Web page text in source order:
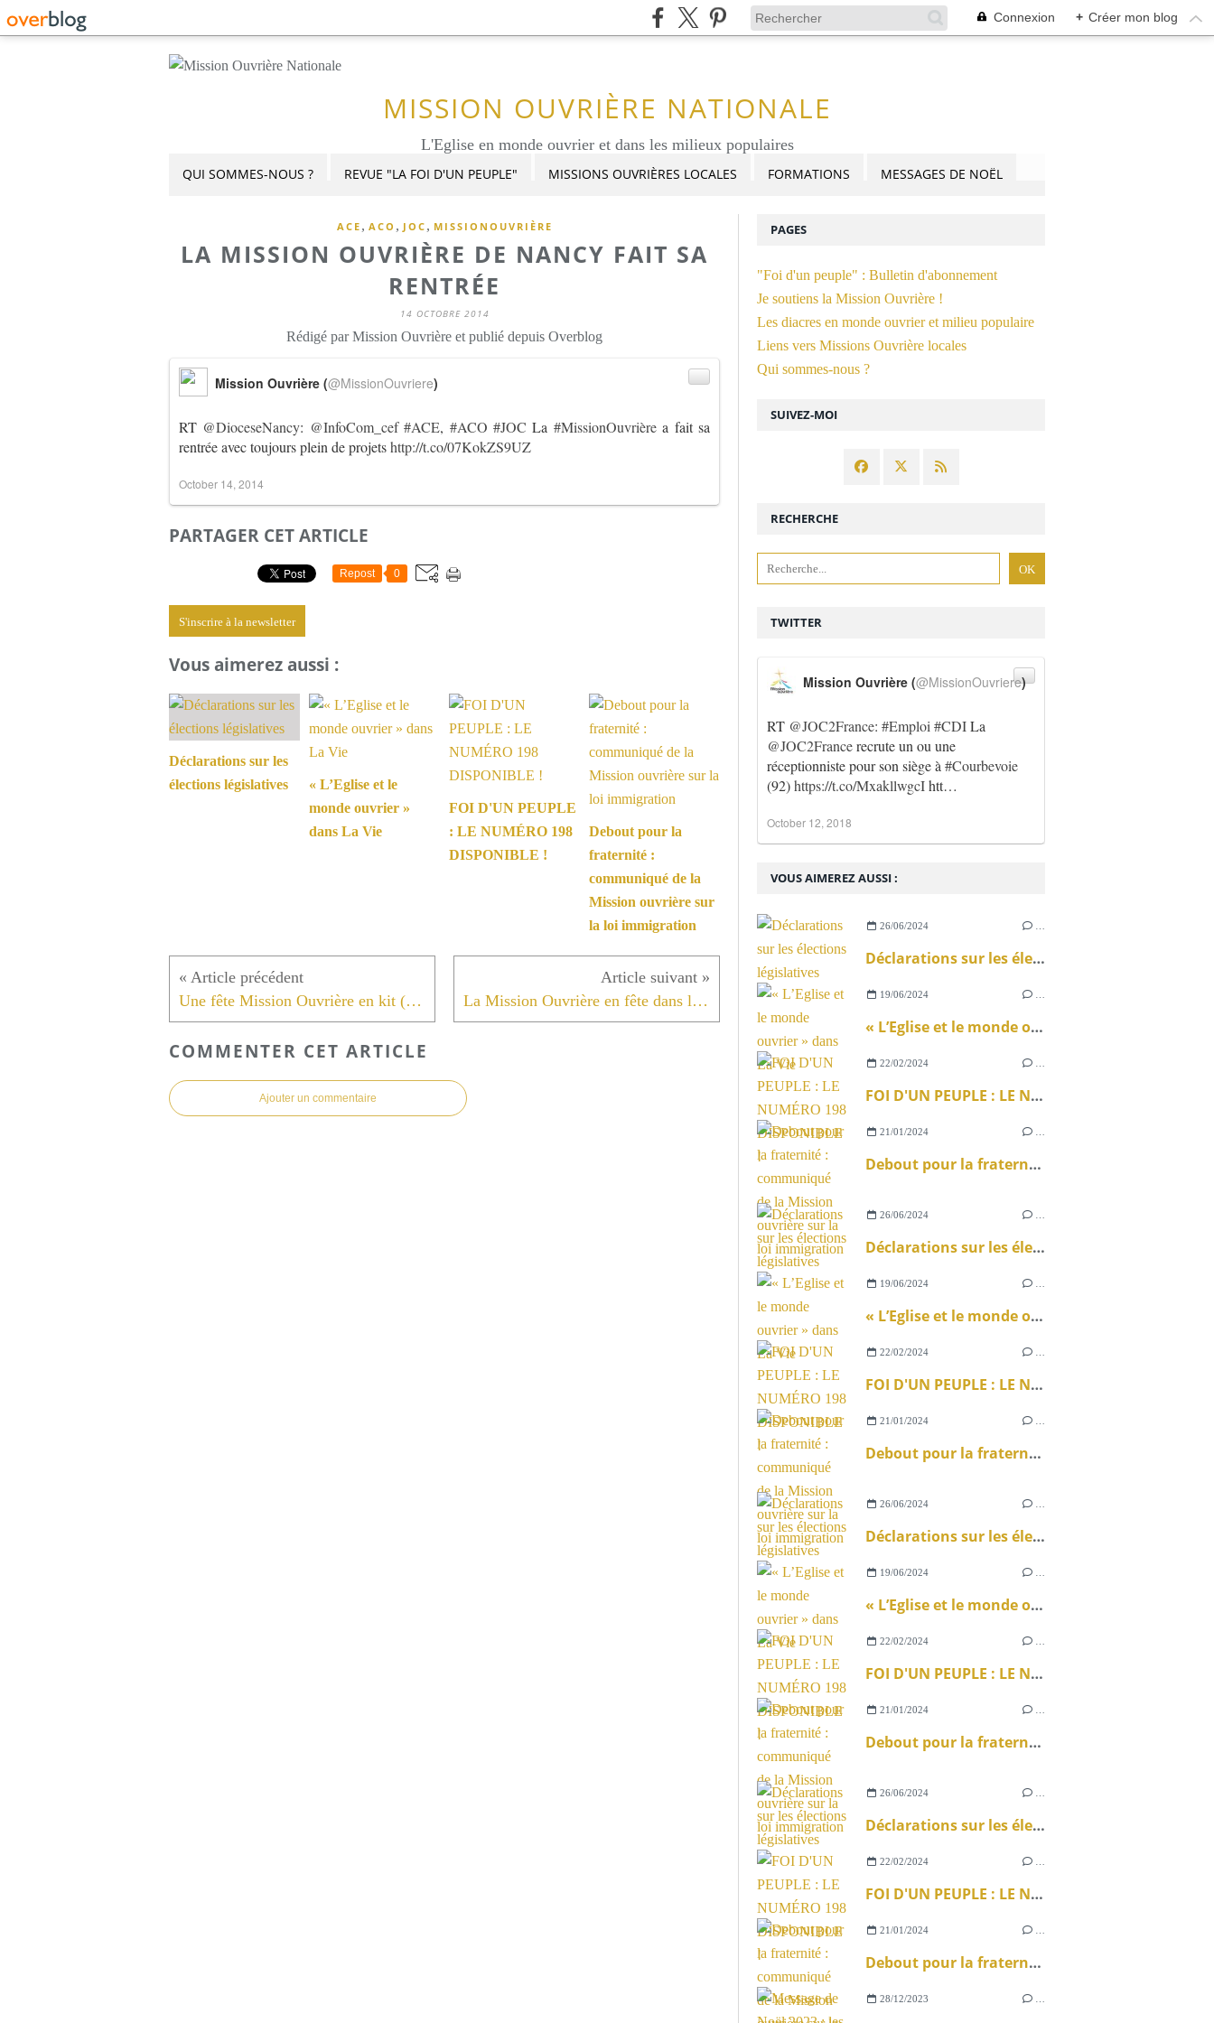
Connexion + Créer mon blog
MISSION OUVRIÈRE NATIONALE
L'Eglise en monde ouvrier et dans les milieux populaires
QUI SOMMES-NOUS ? REVUE "LA FOI D'UN PEUPLE" MISSIONS OUVRIÈRES LOCALES FORMATIONS MESSAGES DE NOËL
ACE , ACO , JOC , MISSIONOUVRIÈRE
LA MISSION OUVRIÈRE DE NANCY FAIT SA
RENTRÉE
14 OCTOBRE 2014
Rédigé par Mission Ouvrière et publié depuis Overblog
RT @DioceseNancy: @InfoCom_cef #ACE, #ACO #JOC La #MissionOuvrièrea fait sa
rentrée avec toujours plein de projetshttp://t.co/07KokZS9UZ
Mission Ouvrière (@MissionOuvriere)
October 14, 2014
PARTAGER CET ARTICLE
Repost 0
S'inscrire à la newsletter
Vous aimerez aussi :
Déclarations sur les
élections législatives
« L’Eglise et le
monde ouvrier »
dans La Vie
FOI D'UN PEUPLE
: LE NUMÉRO 198
DISPONIBLE !
Debout pour la
fraternité :
communiqué de la
Mission ouvrière sur
la loi immigration
Une fête Mission Ouvrière en kit (Bordeaux) La Mission Ouvrière en fête dans le Lot
COMMENTER CET ARTICLE
Ajouter un commentaire
SUIVEZ-MOI
RECHERCHE
VOUS AIMEREZ AUSSI :
26/06/2024
Déclarations sur les élections législatives
19/06/2024
« L’Eglise et le monde ouvrier » dans La Vie
22/02/2024
FOI D'UN PEUPLE : LE NUMÉRO 198 DISPONIBLE !
21/01/2024
Debout pour la fraternité : communiqué de la Mission ouvrière sur la loi immigration
26/06/2024
Déclarations sur les élections législatives
19/06/2024
« L’Eglise et le monde ouvrier » dans La Vie
22/02/2024
FOI D'UN PEUPLE : LE NUMÉRO 198 DISPONIBLE !
21/01/2024
Debout pour la fraternité : communiqué de la Mission ouvrière sur la loi immigration
26/06/2024
Déclarations sur les élections législatives
19/06/2024
« L’Eglise et le monde ouvrier » dans La Vie
22/02/2024
FOI D'UN PEUPLE : LE NUMÉRO 198 DISPONIBLE !
21/01/2024
Debout pour la fraternité : communiqué de la Mission ouvrière sur la loi immigration
26/06/2024
Déclarations sur les élections législatives
22/02/2024
FOI D'UN PEUPLE : LE NUMÉRO 198 DISPONIBLE !
21/01/2024
Debout pour la fraternité : communiqué de la Mission ouvrière sur la loi immigration
28/12/2023
TWITTER
RT @JOC2France: #Emploi #CDILa
@JOC2Francerecrute un ou une
réceptionniste pour son siège à #Courbevoie
(92)https://t.co/MxakllwgcIhtt…
Mission Ouvrière (@MissionOuvriere)
October 12, 2018
PAGES
"Foi d'un peuple" : Bulletin d'abonnement
Je soutiens la Mission Ouvrière !
Les diacres en monde ouvrier et milieu populaire
Liens vers Missions Ouvrière locales
Qui sommes-nous ?